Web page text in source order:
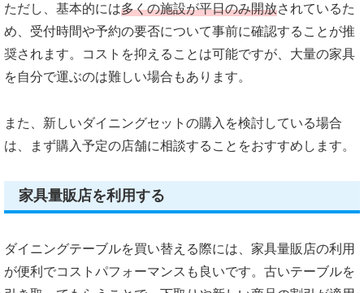
ただし、基本的には多くの施設が平日のみ開放されているた
め、受付時間や予約の要否について事前に確認することが推
奨されます。コストを抑えることは可能ですが、大量の家具
を自分で運ぶのは難しい場合もあります。
また、新しいダイニングセットの購入を検討している場合
は、まず購入予定の店舗に相談することをおすすめします。
家具量販店を利用する
ダイニングテーブルを買い替える際には、家具量販店の利用
が便利でコストパフォーマンスも良いです。古いテーブルを